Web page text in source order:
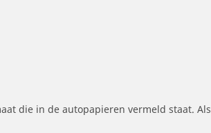
die in de autopapieren vermeld staat. Als